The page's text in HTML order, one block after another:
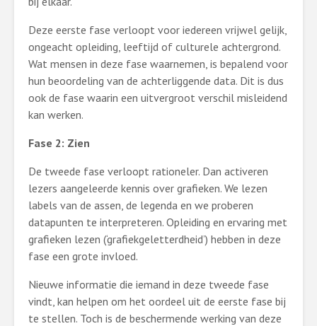
Deze eerste fase verloopt voor iedereen vrijwel gelijk,
ongeacht opleiding, leeftijd of culturele achtergrond.
Wat mensen in deze fase waarnemen, is bepalend voor
hun beoordeling van de achterliggende data. Dit is dus
ook de fase waarin een uitvergroot verschil misleidend
kan werken.
Fase 2: Zien
De tweede fase verloopt rationeler. Dan activeren
lezers aangeleerde kennis over grafieken. We lezen
labels van de assen, de legenda en we proberen
datapunten te interpreteren. Opleiding en ervaring met
grafieken lezen (‘grafiekgeletterdheid’) hebben in deze
fase een grote invloed.
Nieuwe informatie die iemand in deze tweede fase
vindt, kan helpen om het oordeel uit de eerste fase bij
te stellen. Toch is de beschermende werking van deze